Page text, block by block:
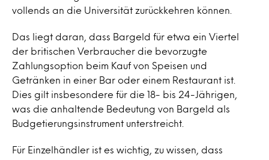
vollends an die Universität zurückkehren können.
Das liegt daran, dass Bargeld für etwa ein Viertel
der britischen Verbraucher die bevorzugte
Zahlungsoption beim Kauf von Speisen und
Getränken in einer Bar oder einem Restaurant ist.
Dies gilt insbesondere für die 18- bis 24-Jährigen,
was die anhaltende Bedeutung von Bargeld als
Budgetierungsinstrument unterstreicht.
Für Einzelhändler ist es wichtig, zu wissen, dass